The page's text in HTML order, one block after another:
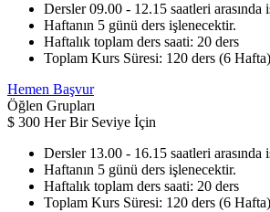
Dersler 09.00 - 12.15 saatleri arasında
Haftanın 5 günü ders işlenecektir.
Haftalık toplam ders saati: 20 ders
Toplam Kurs Süresi: 120 ders (6 Hafta)
Hemen Başvur
Öğlen Grupları
$ 300 Her Bir Seviye İçin
Dersler 13.00 - 16.15 saatleri arasında
Haftanın 5 günü ders işlenecektir.
Haftalık toplam ders saati: 20 ders
Toplam Kurs Süresi: 120 ders (6 Hafta)